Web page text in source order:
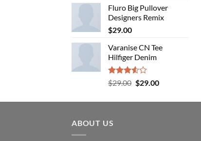
Fluro Big Pullover
Designers Remix
$29.00
Varanise CN Tee
Hilfiger Denim
Rated
3.50
$29.00 Original
was:
$29.00Current
is:
ABOUT US